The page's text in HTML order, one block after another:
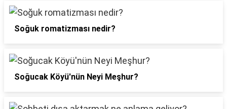
Soğuk romatizması nedir?
Soğucak Köyü'nün Neyi Meşhur?